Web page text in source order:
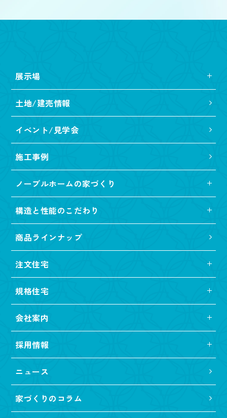
展示場
土地/建売情報
イベント/見学会
施工事例
ノーブルホームの家づくり
構造と性能のこだわり
商品ラインナップ
注文住宅
規格住宅
会社案内
採用情報
ニュース
家づくりのコラム